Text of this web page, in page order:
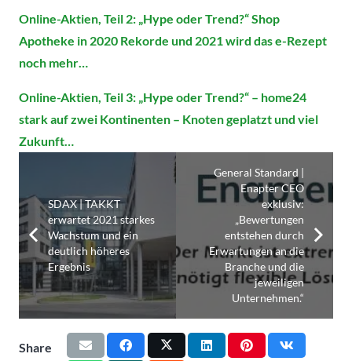
Online-Aktien, Teil 2: „Hype oder Trend?“ Shop
Apotheke in 2020 Rekorde und 2021 wird das e-Rezept
noch mehr…
Online-Aktien, Teil 3: „Hype oder Trend?“ – home24
stark auf zwei Kontinenten – Knoten geplatzt und viel
Zukunft…
SDAX | TAKKT
erwartet 2021 starkes
Wachstum und ein
deutlich höheres
Ergebnis
General Standard |
Enapter CEO
exklusiv:
„Bewertungen
entstehen durch
Erwartungen an die
Branche und die
jeweiligen
Unternehmen.“
Share